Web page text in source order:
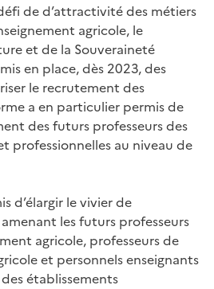
de d’attractivité des métiers
agricole, le
et de la Souveraineté
en place, dès 2023, des
le recrutement des
a en particulier permis de
des futurs professeurs des
professionnelles au niveau de
d’élargir le vivier de
les futurs professeurs
agricole, professeurs de
et personnels enseignants
établissements